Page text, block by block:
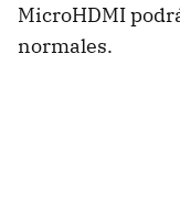
MicroHDMI
normales.